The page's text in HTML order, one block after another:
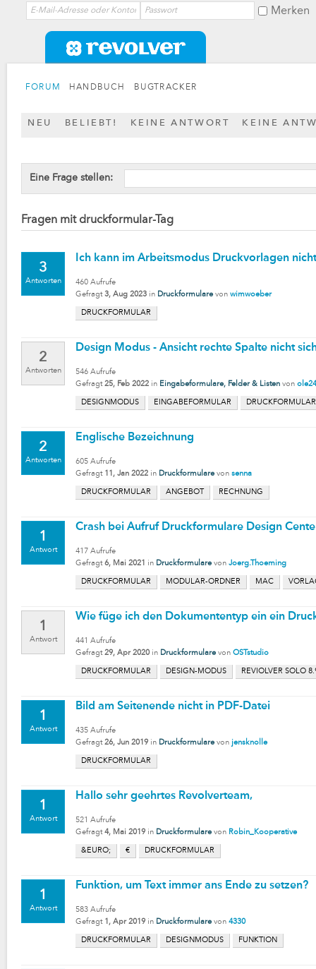
Merken
FORUM HANDBUCH BUGTRACKER
NEU BELIEBT! KEINE ANTWORT KEINE
Eine Frage stellen:
Fragen mit druckformular-Tag
3
Antworten
Ich kann im Arbeitsmodus Druckvorlagen
460 Aufrufe
Gefragt 3, Aug 2023 in Druckformulare von wimwoeber
DRUCKFORMULAR
2
Antworten
Design Modus - Ansicht rechte Spalte nicht
546 Aufrufe
Gefragt 25, Feb 2022 in Eingabeformulare, Felder & Listen von
DESIGNMODUS EINGABEFORMULAR DRUCKFORMULAR
2
Antworten
Englische Bezeichnung
605 Aufrufe
Gefragt 11, Jan 2022 in Druckformulare von senna
DRUCKFORMULAR ANGEBOT RECHNUNG
1
Antwort
Crash bei Aufruf Druckformulare Design
417 Aufrufe
Gefragt 6, Mai 2021 in Druckformulare von Joerg.Thoeming
DRUCKFORMULAR MODULAR-ORDNER MAC
1
Antwort
Wie füge ich den Dokumententyp ein ein
441 Aufrufe
Gefragt 29, Apr 2020 in Druckformulare von OSTstudio
DRUCKFORMULAR DESIGN-MODUS REVIOLVER SOLO
1
Antwort
Bild am Seitenende nicht in PDF-Datei
435 Aufrufe
Gefragt 26, Jun 2019 in Druckformulare von jensknolle
DRUCKFORMULAR
1
Antwort
Hallo sehr geehrtes Revolverteam,
521 Aufrufe
Gefragt 4, Mai 2019 in Druckformulare von Robin_Kooperative
&EURO; € DRUCKFORMULAR
1
Antwort
Funktion, um Text immer ans Ende zu setzen?
583 Aufrufe
Gefragt 1, Apr 2019 in Druckformulare von 4330
DRUCKFORMULAR DESIGNMODUS FUNKTION